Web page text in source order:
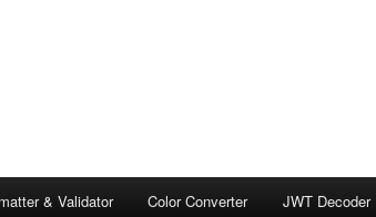
& Validator Color Converter JWT Decoder